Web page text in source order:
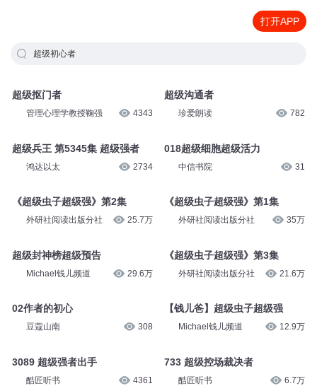
打开APP
超级初心者
超级抠门者
管理心理学教授鞠强 4343
超级兵王 第5345集 超级强者
鸿达以太 2734
《超级虫子超级强》第2集
外研社阅读出版分社 25.7万
超级封神榜超级预告
Michael钱儿频道 29.6万
02作者的初心
豆蔻山南 308
3089 超级强者出手
酷匠听书 4361
超级沟通者
珍爱朗读 782
018超级细胞超级活力
中信书院 31
《超级虫子超级强》第1集
外研社阅读出版分社 35万
《超级虫子超级强》第3集
外研社阅读出版分社 21.6万
【钱儿爸】超级虫子超级强
Michael钱儿频道 12.9万
733 超级控场裁决者
酷匠听书 6.7万